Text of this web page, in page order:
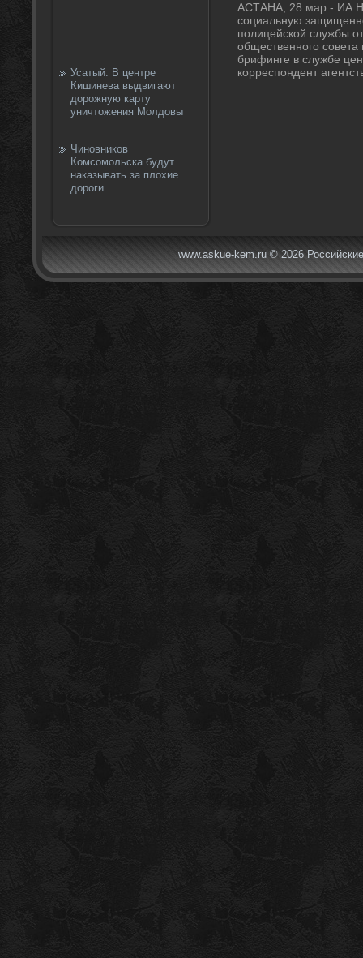
Усатый: В центре
Кишинева выдвигают
дорожную карту
уничтожения Молдовы
Чиновников
Комсомольска будут
наказывать за плохие
дороги
АСТАНА, 28 мар - ИА
социальную
полицейской службы
общественного
брифинге в службе
корреспондент
www.askue-kem.ru © 2026